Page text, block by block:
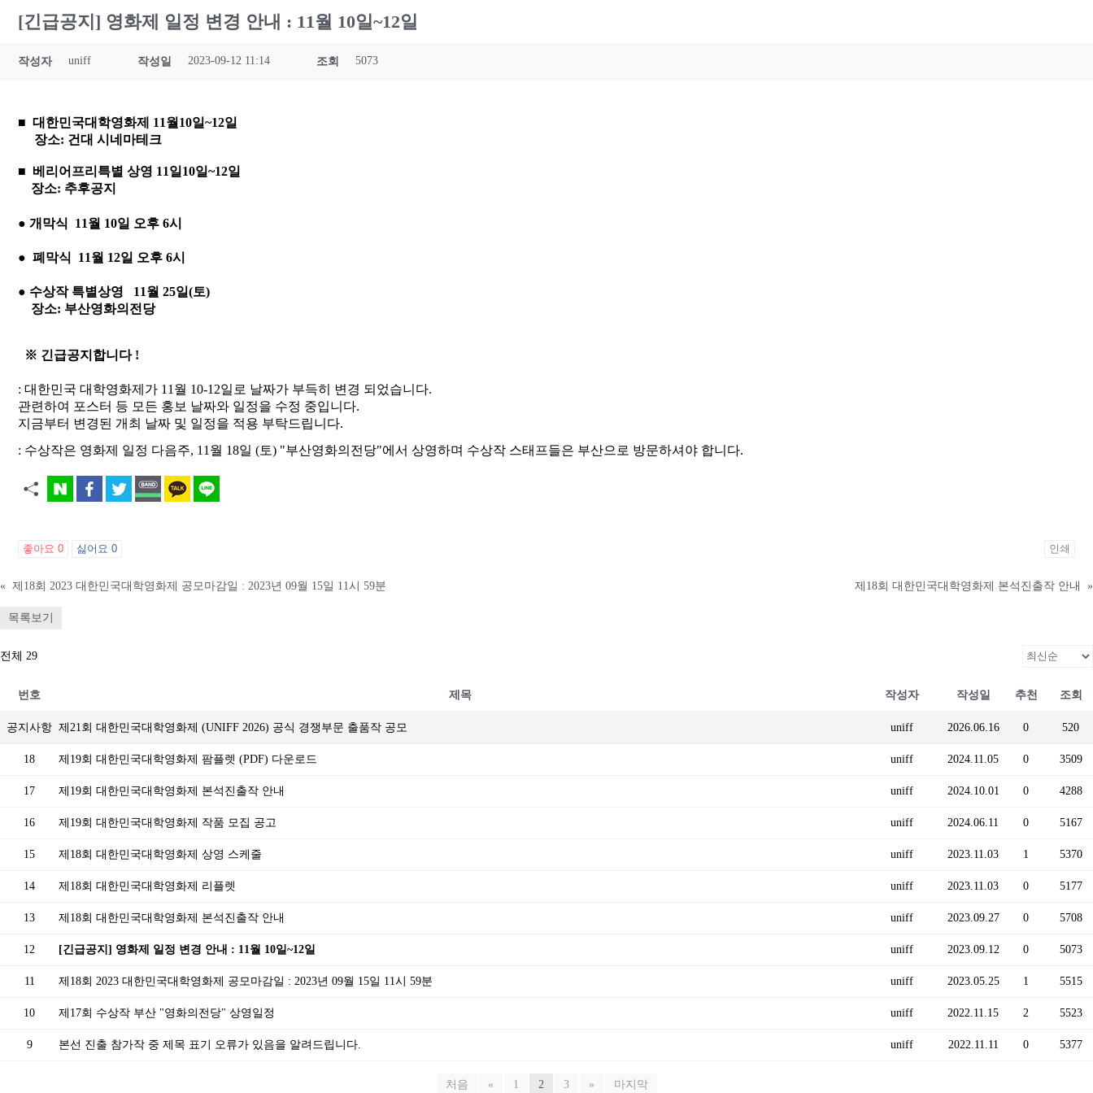
[긴급공지] 영화제 일정 변경 안내 : 11월 10일~12일
작성자 uniff 작성일 2023-09-12 11:14 조회 5073
■ 대한민국대학영화제
11월10일~12일
장소: 건대 시네마테크
■ 베리어프리특별 상영 11일10일~12일
장소: 추후공지
● 개막식 11월 10일 오후 6시
● 폐막식 11월 12일 오후 6시
● 수상작 특별상영 11월 25일(토)
장소: 부산영화의전당
※ 긴급공지합니다 !
: 대한민국 대학영화제가 11월 10-12일로 날짜가 부득히 변경 되었습니다.
관련하여 포스터 등 모든 홍보 날짜와 일정을 수정 중입니다.
지금부터 변경된 개최 날짜 및 일정을 적용 부탁드립니다.
: 수상작은 영화제 일정 다음주, 11월 18일 (토) "부산영화의전당"에서 상영하며 수상작 스태프들은 부산으로 방문하셔야 합니다.
좋아요 0 싫어요 0 인쇄
« 제18회 2023 대한민국대학영화제 공모마감일 : 2023년 09월 15일 11시 59분 제18회 대한민국대학영화제 본석진출작 안내 »
목록보기
전체 29
번호 제목 작성자 작성일 추천 조회
공지사항 제21회 대한민국대학영화제 (UNIFF 2026) 공식 경쟁부문 출품작 공모 uniff 2026.06.16 0 520
18 제19회 대한민국대학영화제 팜플렛 (PDF) 다운로드 uniff 2024.11.05 0 3509
17 제19회 대한민국대학영화제 본석진출작 안내 uniff 2024.10.01 0 4288
16 제19회 대한민국대학영화제 작품 모집 공고 uniff 2024.06.11 0 5167
15 제18회 대한민국대학영화제 상영 스케줄 uniff 2023.11.03 1 5370
14 제18회 대한민국대학영화제 리플렛 uniff 2023.11.03 0 5177
13 제18회 대한민국대학영화제 본석진출작 안내 uniff 2023.09.27 0 5708
12 [긴급공지] 영화제 일정 변경 안내 : 11월 10일~12일 uniff 2023.09.12 0 5073
11 제18회 2023 대한민국대학영화제 공모마감일 : 2023년 09월 15일 11시 59분 uniff 2023.05.25 1 5515
10 제17회 수상작 부산 "영화의전당" 상영일정 uniff 2022.11.15 2 5523
9 본선 진출 참가작 중 제목 표기 오류가 있음을 알려드립니다. uniff 2022.11.11 0 5377
처음 « 1 2 3 » 마지막